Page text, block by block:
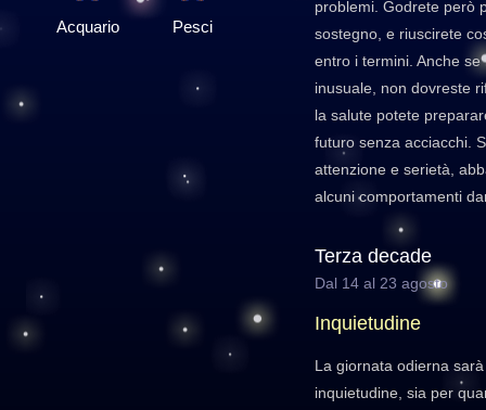
Acquario Pesci
problemi. Godrete però
sostegno, e riuscirete
entro i termini. Anche
inusuale, non dovreste
la salute potete
futuro senza acciacchi.
attenzione e serietà,
alcuni comportamenti
Terza decade
Dal 14 al 23 agosto
Inquietudine
La giornata odierna
inquietudine, sia per